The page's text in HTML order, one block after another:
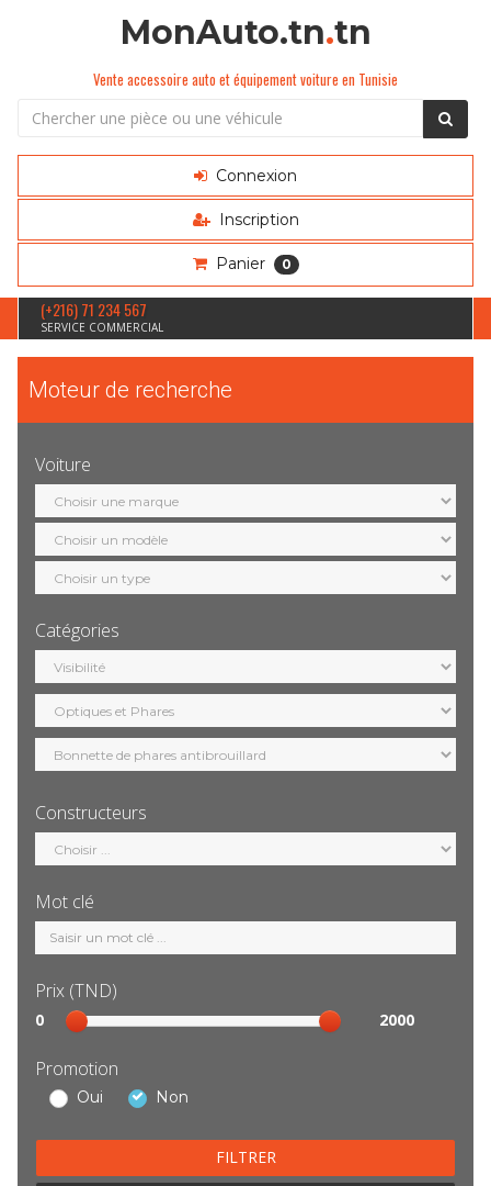
MonAuto.tn.tn
Vente accessoire auto et équipement voiture en Tunisie
Connexion
Inscription
Panier 0
(+216) 71 234 567
SERVICE COMMERCIAL
Moteur de recherche
Voiture
Sélection
marque
Sélection
modèle
Sélection
motorisation
Catégories
Sélection
catégorie
Constructeurs
Sélection
constructeur
Mot clé
Mot
clé
Prix (TND)
Sélection
prix
0 2000
Promotion
Oui Non